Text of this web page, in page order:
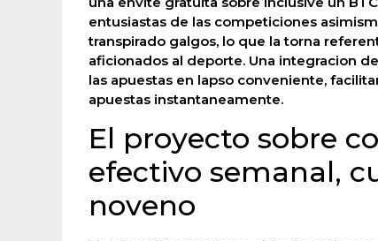
entusiastas de las competiciones
transpirado galgos, lo que la torna
aficionados al deporte. Una integracion
las apuestas en lapso conveniente,
apuestas instantaneamente.
El proyecto sobre
efectivo semanal,
noveno